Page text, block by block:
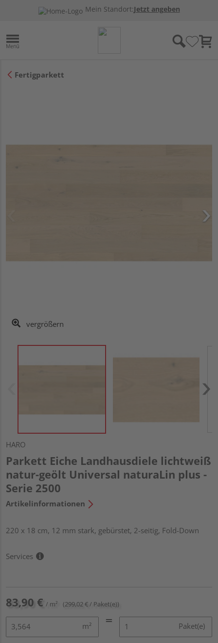
Mein Standort:Jetzt angeben
Fertigparkett
vergrößern
HARO
Parkett Eiche Landhausdiele lichtweiß
natur-geölt Universal naturaLin plus -
Serie 2500
Artikelinformationen
220 x 18 cm, 12 mm stark, gebürstet, 2-seitig, Fold-Down
Services
83,90 € / m² (299,02 € / Paket(e))
m² Paket(e)